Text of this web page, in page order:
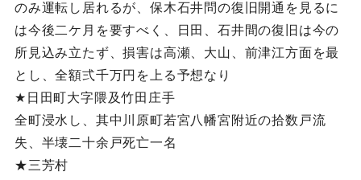
のみ運転し居れるが、保木石井問の復旧開通を見るに
は今後二ケ月を要すべく、日田、石井間の復旧は今の
所見込み立たず、損害は高瀬、大山、前津江方面を最
とし、全額弍千万円を上る予想なり
★日田町大字隈及竹田庄手
全町浸水し、其中川原町若宮八幡宮附近の拾数戸流
失、半壊二十余戸死亡一名
★三芳村